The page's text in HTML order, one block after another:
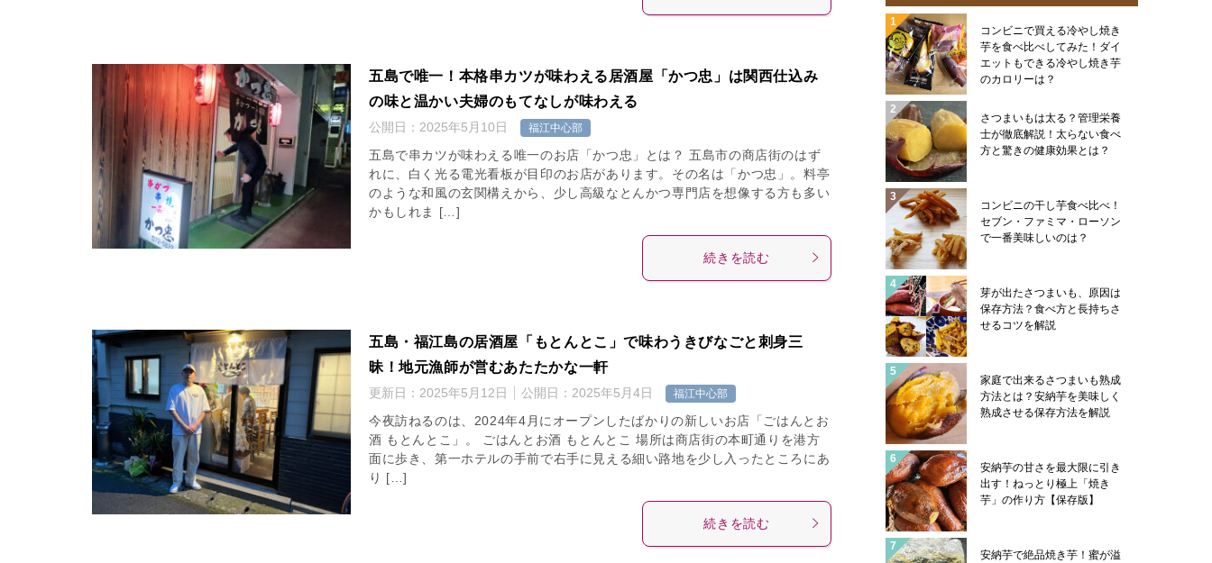
五島で唯一！本格串カツが味わえる居酒屋「かつ忠」は関西仕込み
の味と温かい夫婦のもてなしが味わえる
公開日： 2025年5月10日 福江中心部
五島で串カツが味わえる唯一のお店「かつ忠」とは？ 五島市の商店街のはず
れに、白く光る電光看板が目印のお店があります。その名は「かつ忠」。料亭
のような和風の玄関構えから、少し高級なとんかつ専門店を想像する方も多い
かもしれま […]
続きを読む
五島・福江島の居酒屋「もとんとこ」で味わうきびなごと刺身三
昧！地元漁師が営むあたたかな一軒
更新日： 2025年5月12日 公開日： 2025年5月4日 福江中心部
今夜訪ねるのは、2024年4月にオープンしたばかりの新しいお店「ごはんとお
酒 もとんとこ」。 ごはんとお酒 もとんとこ 場所は商店街の本町通りを港方
面に歩き、第一ホテルの手前で右手に見える細い路地を少し入ったところにあ
り […]
続きを読む
コンビニで買える冷やし焼き
芋を食べ比べしてみた！ダイ
エットもできる冷やし焼き芋
のカロリーは？
さつまいもは太る？管理栄養
士が徹底解説！太らない食べ
方と驚きの健康効果とは？
コンビニの干し芋食べ比べ！
セブン・ファミマ・ローソン
で一番美味しいのは？
芽が出たさつまいも、原因は
保存方法？食べ方と長持ちさ
せるコツを解説
家庭で出来るさつまいも熟成
方法とは？安納芋を美味しく
熟成させる保存方法を解説
安納芋の甘さを最大限に引き
出す！ねっとり極上「焼き
芋」の作り方【保存版】
安納芋で絶品焼き芋！蜜が溢